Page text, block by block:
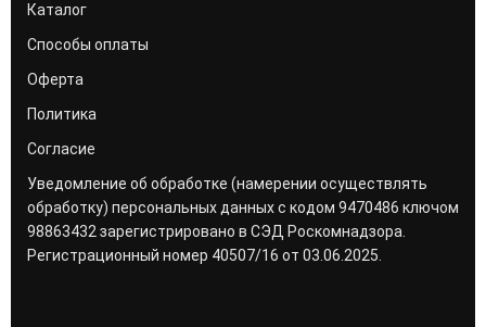
Каталог
Способы оплаты
Оферта
Политика
Согласие
Уведомление об обработке (намерении осуществлять
обработку) персональных данных с кодом 9470486 ключом
98863432 зарегистрировано в СЭД Роскомнадзора.
Регистрационный номер 40507/16 от 03.06.2025.